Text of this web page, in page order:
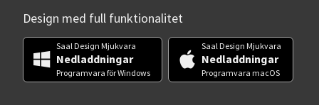
Design med full funktionalitet
Saal Design Mjukvara
Nedladdningar
Programvara för Windows
Saal Design Mjukvara
Nedladdningar
Programvara macOS